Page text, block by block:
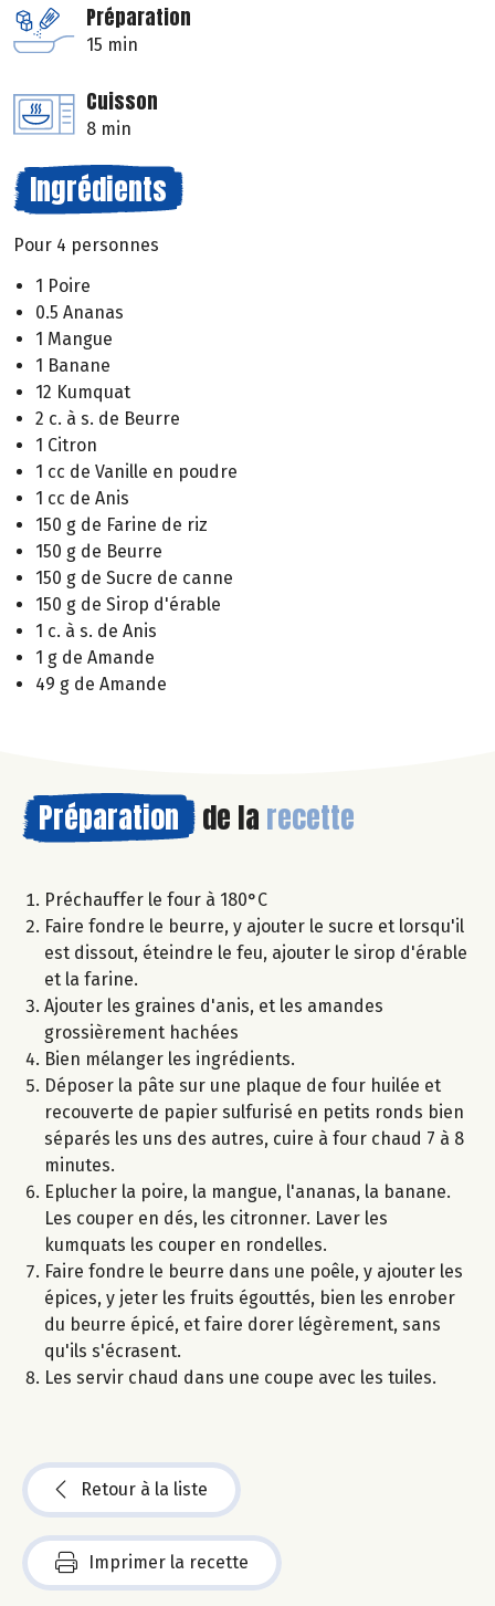
Préparation
15 min
Cuisson
8 min
Ingrédients
Pour 4 personnes
1 Poire
0.5 Ananas
1 Mangue
1 Banane
12 Kumquat
2 c. à s. de Beurre
1 Citron
1 cc de Vanille en poudre
1 cc de Anis
150 g de Farine de riz
150 g de Beurre
150 g de Sucre de canne
150 g de Sirop d'érable
1 c. à s. de Anis
1 g de Amande
49 g de Amande
Préparation de la recette
Préchauffer le four à 180°C
Faire fondre le beurre, y ajouter le sucre et lorsqu'il
est dissout, éteindre le feu, ajouter le sirop d'érable
et la farine.
Ajouter les graines d'anis, et les amandes
grossièrement hachées
Bien mélanger les ingrédients.
Déposer la pâte sur une plaque de four huilée et
recouverte de papier sulfurisé en petits ronds bien
séparés les uns des autres, cuire à four chaud 7 à 8
minutes.
Eplucher la poire, la mangue, l'ananas, la banane.
Les couper en dés, les citronner. Laver les
kumquats les couper en rondelles.
Faire fondre le beurre dans une poêle, y ajouter les
épices, y jeter les fruits égouttés, bien les enrober
du beurre épicé, et faire dorer légèrement, sans
qu'ils s'écrasent.
Les servir chaud dans une coupe avec les tuiles.
Retour à la liste
Imprimer la recette